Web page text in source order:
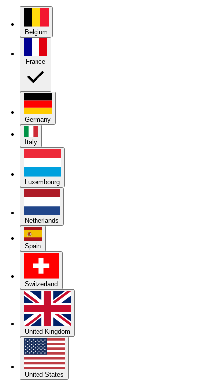
Belgium
Germany
Italy
Luxembourg
Netherlands
Spain
Switzerland
United Kingdom
United States